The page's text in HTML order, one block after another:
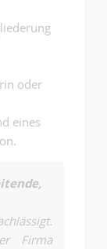
oder
eines
Firma